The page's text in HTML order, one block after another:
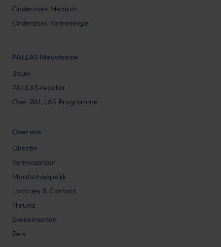
Onderzoek Medisch
Onderzoek Kernenergie
PALLAS Nieuwbouw
Bouw
PALLAS-reactor
Over PALLAS Programme
Over ons
Directie
Kernwaarden
Maatschappelijk
Locaties & Contact
Nieuws
Evenementen
Pers